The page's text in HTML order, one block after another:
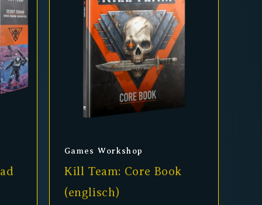
Anbieter:
Games Workshop
Kill Team: Core Book
(englisch)